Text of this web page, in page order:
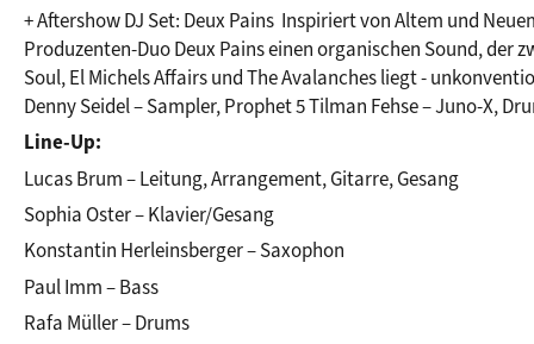
+ Aftershow DJ Set: Deux Pains  Inspiriert von Altem und
Produzenten-Duo Deux Pains einen organischen Sound, der
Soul, El Michels Affairs und The Avalanches liegt -
Denny Seidel – Sampler, Prophet 5 Tilman Fehse – Juno-X,
Line-Up:
Lucas Brum – Leitung, Arrangement, Gitarre, Gesang
Sophia Oster – Klavier/Gesang
Konstantin Herleinsberger – Saxophon
Paul Imm – Bass
Rafa Müller – Drums